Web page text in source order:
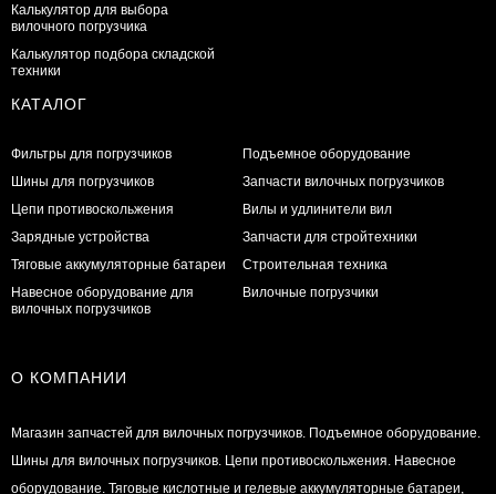
Калькулятор для выбора
вилочного погрузчика
Калькулятор подбора складской
техники
КАТАЛОГ
Фильтры для погрузчиков
Шины для погрузчиков
Цепи противоскольжения
Зарядные устройства
Тяговые аккумуляторные батареи
Навесное оборудование для
вилочных погрузчиков
Подъемное оборудование
Запчасти вилочных погрузчиков
Вилы и удлинители вил
Запчасти для стройтехники
Строительная техника
Вилочные погрузчики
О КОМПАНИИ
Магазин запчастей для вилочных погрузчиков. Подъемное оборудование.
Шины для вилочных погрузчиков. Цепи противоскольжения. Навесное
оборудование. Тяговые кислотные и гелевые аккумуляторные батареи,